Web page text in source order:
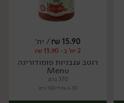
יח׳
15.90
₪/ יח׳
2 יח' ב- 13.90 ₪
רוטב עגבניות פומודורינה
Menu
370 גרם
4.30 ₪ ל-100 גרם